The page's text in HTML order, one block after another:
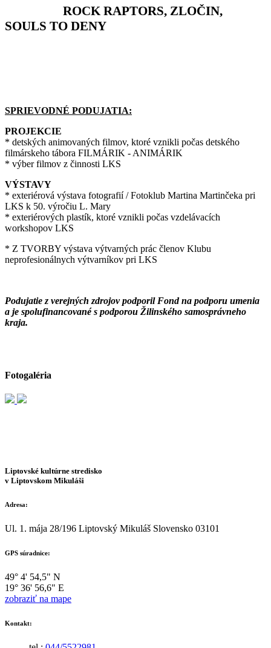
ROCK RAPTORS, ZLOČIN,
SOULS TO DENY
SPRIEVODNÉ PODUJATIA:
PROJEKCIE
* detských animovaných filmov, ktoré vznikli počas detského
filmárskeho tábora FILMÁRIK - ANIMÁRIK
* výber filmov z činnosti LKS
VÝSTAVY
* exteriérová výstava fotografií / Fotoklub Martina Martinčeka pri
LKS k 50. výročiu L. Mary
* exteriérových plastík, ktoré vznikli počas vzdelávacích
workshopov LKS
* Z TVORBY výstava výtvarných prác členov Klubu
neprofesionálnych výtvarníkov pri LKS
Podujatie z verejných zdrojov podporil Fond na podporu umenia
a je spolufinancované s podporou Žilinského samosprávneho
kraja.
Fotogaléria
Liptovské kultúrne stredisko
v Liptovskom Mikuláši
Adresa:
Ul. 1. mája 28/196 Liptovský Mikuláš Slovensko 03101
GPS súradnice:
49° 4' 54,5" N
19° 36' 56,6" E
zobraziť na mape
Kontakt: